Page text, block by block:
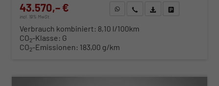
43.570,– €
incl. 19% MwSt.
WhatsApp anfragen
Wir rufen Sie anFahrzeugexposé (PDF)
Verbrauch kombiniert: 8,10 l/100km
CO2-Klasse: G
CO2-Emissionen: 183,00 g/km